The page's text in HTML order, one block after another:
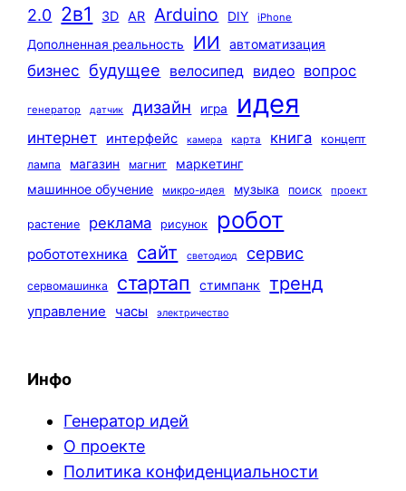
2.0 2в1 3D AR Arduino DIY iPhone
Дополненная реальность ИИ автоматизация
бизнес будущее велосипед видео вопрос
генератор датчик дизайн игра идея
интернет интерфейс камера карта книга
концепт
лампа
магазин магнит
маркетинг
машинное обучение
микро-идея музыка поиск проект
растение реклама рисунок робот
робототехника сайт светодиод сервис
сервомашинка стартап стимпанк тренд
управление часы электричество
Инфо
Генератор идей
О проекте
Политика конфиденциальности